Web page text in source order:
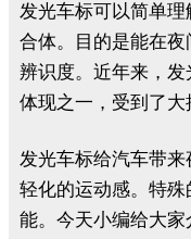
发光车标可以简单
合体。目的是能在
辨识度。近年来，
体现之一，受到了大
发光车标给汽车带
轻化的运动感。特
能。今天小编给大